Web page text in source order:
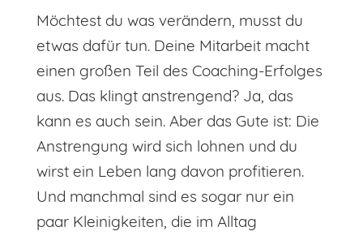
Möchtest du was verändern, musst du
etwas dafür tun. Deine Mitarbeit macht
einen großen Teil des Coaching-Erfolges
aus. Das klingt anstrengend? Ja, das
kann es auch sein. Aber das Gute ist: Die
Anstrengung wird sich lohnen und du
wirst ein Leben lang davon profitieren.
Und manchmal sind es sogar nur ein
paar Kleinigkeiten, die im Alltag